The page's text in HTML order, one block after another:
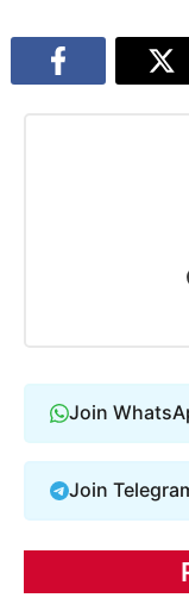
Join
Join